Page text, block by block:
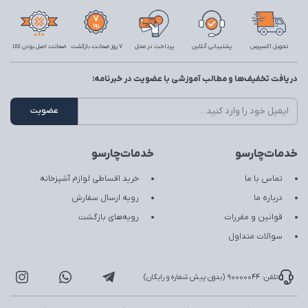
تحویل اکسپرس پشتیبانی آنلاین پرداخت در محل 7 روز ضمانت بازگشت ضمانت اصل بودن کالا
خدمات‌چارسو
تماس با ما
درباره ما
قوانین و مقررات
سوالات متداول
خدمات‌چارسو
خرید اقساطی لوازم آشپزخانه
رویه ارسال سفارش
رویه‌های بازگشت
دریافت تخفیف‌ها و مطالب آموزشی با عضویت در خبرنامه:
تلفن: 90000044 (بدون پیش شماره و رایگان)